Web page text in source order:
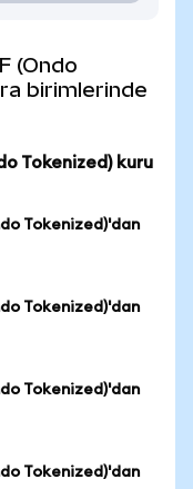
(Ondo
birimlerinde
Tokenized) kuru
Tokenized)'dan
Tokenized)'dan
Tokenized)'dan
Tokenized)'dan